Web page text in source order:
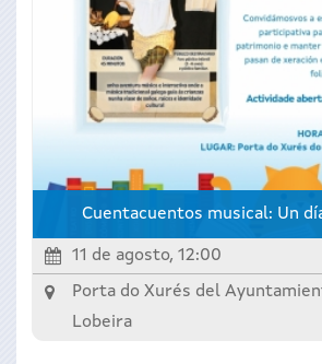
Cuentacuentos musical: Un
11 de agosto, 12:00
Porta do Xurés del
Lobeira